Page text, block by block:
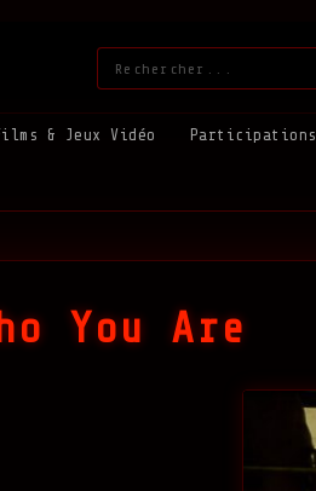
Rechercher
& Jeux Vidéo Participations
You Are